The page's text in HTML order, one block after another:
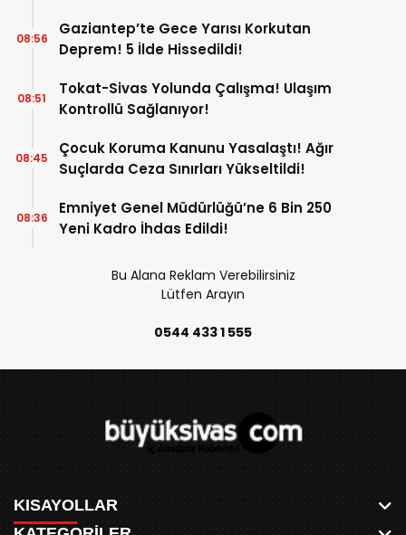
Gaziantep’te Gece Yarısı Korkutan
Deprem! 5 İlde Hissedildi!
08:56
Tokat-Sivas Yolunda Çalışma! Ulaşım
Kontrollü Sağlanıyor!
08:51
Çocuk Koruma Kanunu Yasalaştı! Ağır
Suçlarda Ceza Sınırları Yükseltildi!
08:45
Emniyet Genel Müdürlüğü’ne 6 Bin 250
Yeni Kadro İhdas Edildi!
08:36
Bu Alana Reklam Verebilirsiniz
Lütfen Arayın
0544 433 1 555
KISAYOLLAR